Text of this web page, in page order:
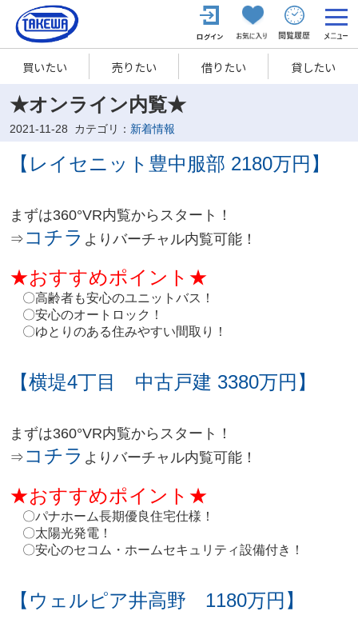
買いたい 売りたい 借りたい 貸したい
★オンライン内覧★
2021-11-28 カテゴリ： 新着情報
【レイセニット豊中服部 2180万円】
まずは360°VR内覧からスタート！
⇒ コチラ よりバーチャル内覧可能！
★おすすめポイント★
〇高齢者も安心のユニットバス！
〇安心のオートロック！
〇ゆとりのある住みやすい間取り！
【横堤4丁目 中古戸建 3380万円】
まずは360°VR内覧からスタート！
⇒ コチラ よりバーチャル内覧可能！
★おすすめポイント★
〇パナホーム長期優良住宅仕様！
〇太陽光発電！
〇安心のセコム・ホームセキュリティ設備付き！
【ウェルピア井高野 1180万円】